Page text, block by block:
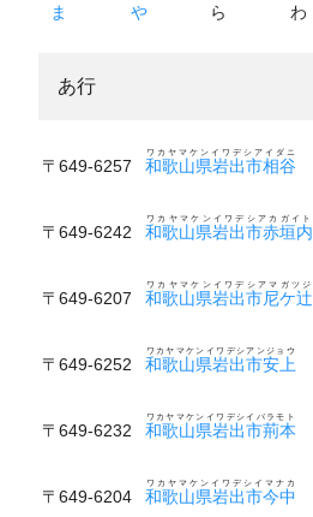
ま や ら わ
あ行
〒649-6257 和歌山県岩出市相谷
ワカヤマケンイワデシアイダニ
〒649-6242 和歌山県岩出市赤垣内
ワカヤマケンイワデシアカガイト
〒649-6207 和歌山県岩出市尼ケ辻
ワカヤマケンイワデシアマガツジ
〒649-6252 和歌山県岩出市安上
ワカヤマケンイワデシアンジョウ
〒649-6232 和歌山県岩出市荊本
ワカヤマケンイワデシイバラモト
〒649-6204 和歌山県岩出市今中
ワカヤマケンイワデシイマナカ